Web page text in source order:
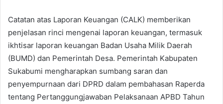
Catatan atas Laporan Keuangan (CALK) memberikan
penjelasan rinci mengenai laporan keuangan, termasuk
ikhtisar laporan keuangan Badan Usaha Milik Daerah
(BUMD) dan Pemerintah Desa. Pemerintah Kabupaten
Sukabumi mengharapkan sumbang saran dan
penyempurnaan dari DPRD dalam pembahasan Raperda
tentang Pertanggungjawaban Pelaksanaan APBD Tahun